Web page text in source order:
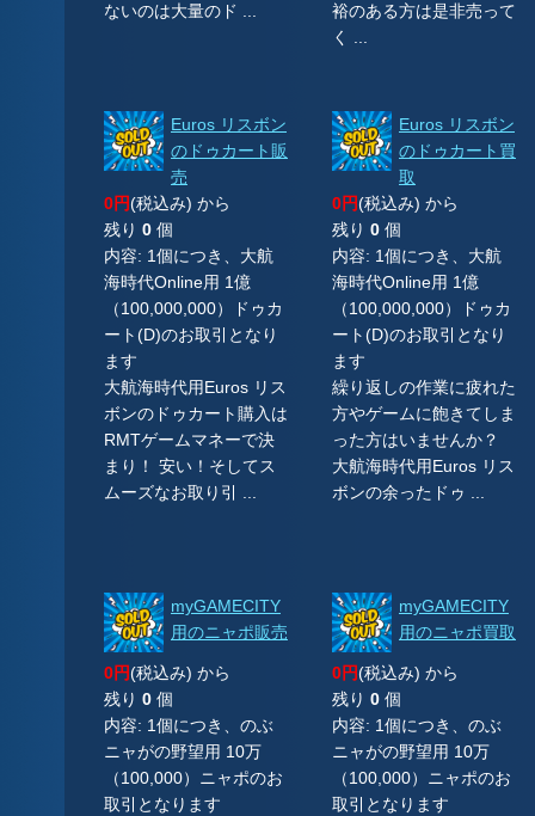
ないのは大量のド ...
裕のある方は是非売って
く ...
Euros リスボン
のドゥカート販
売
0円(税込み) から
残り 0 個
内容: 1個につき、大航
海時代Online用 1億
（100,000,000）ドゥカ
ート(D)のお取引となり
ます
大航海時代用Euros リス
ボンのドゥカート購入は
RMTゲームマネーで決
まり！ 安い！そしてス
ムーズなお取り引 ...
Euros リスボン
のドゥカート買
取
0円(税込み) から
残り 0 個
内容: 1個につき、大航
海時代Online用 1億
（100,000,000）ドゥカ
ート(D)のお取引となり
ます
繰り返しの作業に疲れた
方やゲームに飽きてしま
った方はいませんか？
大航海時代用Euros リス
ボンの余ったドゥ ...
myGAMECITY
用のニャポ販売
0円(税込み) から
残り 0 個
内容: 1個につき、のぶ
ニャがの野望用 10万
（100,000）ニャポのお
取引となります
myGAMECITY
用のニャポ買取
0円(税込み) から
残り 0 個
内容: 1個につき、のぶ
ニャがの野望用 10万
（100,000）ニャポのお
取引となります